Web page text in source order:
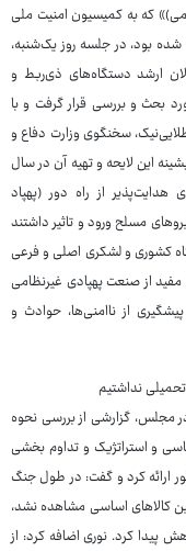
که به کمیسیون امنیت ملی
بود، در جلسه روز یک‌شنبه،
مسئولان ارشد دستگاه‌های ذی‌ربط و
بحث و بررسی قرار گرفت و با
سخنگوی وزارت دفاع و
این لایحه و تهیه آن در سال
هدایت‌پذیر از راه دور (پهپاد
مسلح ورود و تاثیر داشتند
لایحه پیش رفت. در این لایحه که ۱۵ دستگاه کشوری و لشکری اصلی و فرعی
مفید از صنعت پهپادی غیرنظامی
از ناامنی‌ها، حوادث و
نداشتیم
مجلس، گزارشی از بررسی نحوه
و استراتژیک و تداوم بخشی
ارائه کرد و گفت: در طول جنگ
کالاهای اساسی مشاهده نشد،
پیدا کرد. نوری اضافه کرد: از